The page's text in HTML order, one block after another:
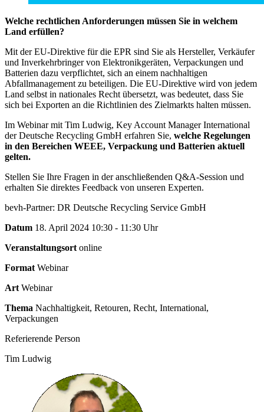
Welche rechtlichen Anforderungen müssen Sie in welchem
Land erfüllen?
Mit der EU-Direktive für die EPR sind Sie als Hersteller, Verkäufer
und Inverkehrbringer von Elektronikgeräten, Verpackungen und
Batterien dazu verpflichtet, sich an einem nachhaltigen
Abfallmanagement zu beteiligen. Die EU-Direktive wird von jedem
Land selbst in nationales Recht übersetzt, was bedeutet, dass Sie
sich bei Exporten an die Richtlinien des Zielmarkts halten müssen.
Im Webinar mit Tim Ludwig, Key Account Manager International
der Deutsche Recycling GmbH erfahren Sie, welche Regelungen
in den Bereichen WEEE, Verpackung und Batterien aktuell
gelten.
Stellen Sie Ihre Fragen in der anschließenden Q&A-Session und
erhalten Sie direktes Feedback von unseren Experten.
bevh-Partner: DR Deutsche Recycling Service GmbH
Datum 18. April 2024 10:30 - 11:30 Uhr
Veranstaltungsort online
Format Webinar
Art Webinar
Thema Nachhaltigkeit, Retouren, Recht, International,
Verpackungen
Referierende Person
Tim Ludwig